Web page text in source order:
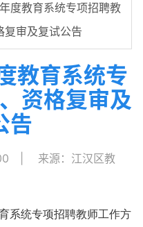
度教育系统专项招聘教
复审及复试公告
教育系统专
资格复审及
告
来源：江汉区教
系统专项招聘教师工作方